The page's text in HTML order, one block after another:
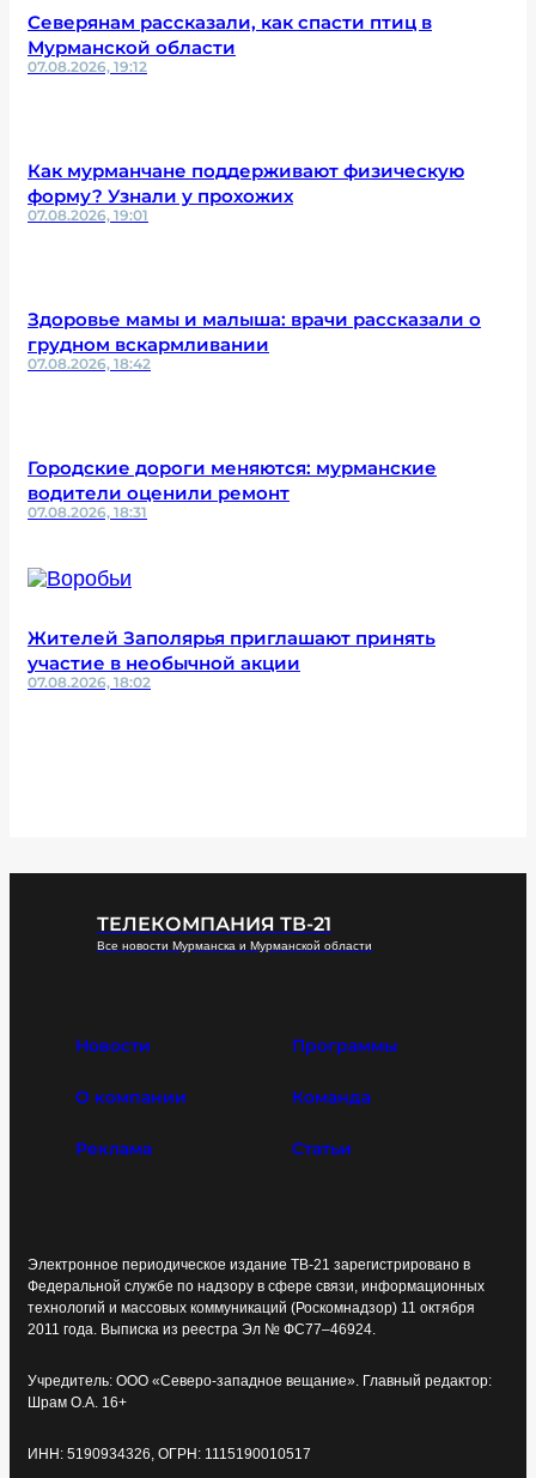
Северянам рассказали, как спасти птиц в
Мурманской области
07.08.2026, 19:12
Как мурманчане поддерживают физическую
форму? Узнали у прохожих
07.08.2026, 19:01
Здоровье мамы и малыша: врачи рассказали о
грудном вскармливании
07.08.2026, 18:42
Городские дороги меняются: мурманские
водители оценили ремонт
07.08.2026, 18:31
Жителей Заполярья приглашают принять
участие в необычной акции
07.08.2026, 18:02
ТЕЛЕКОМПАНИЯ ТВ-21
Все новости Мурманска и Мурманской области
Новости Программы
О компании Команда
Реклама Статьи
Электронное периодическое издание ТВ-21 зарегистрировано в
Федеральной службе по надзору в сфере связи, информационных
технологий и массовых коммуникаций (Роскомнадзор) 11 октября
2011 года. Выписка из реестра Эл № ФС77–46924.
Учредитель: ООО «Северо-западное вещание». Главный редактор:
Шрам О.А. 16+
ИНН: 5190934326, ОГРН: 1115190010517